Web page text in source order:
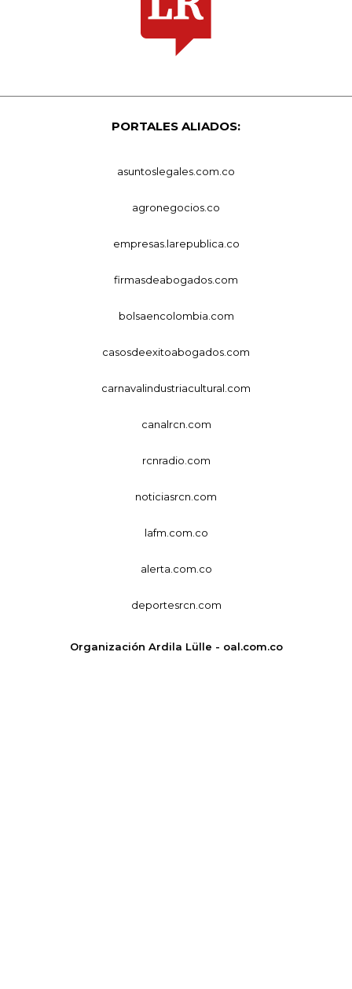
PORTALES ALIADOS:
asuntoslegales.com.co
agronegocios.co
empresas.larepublica.co
firmasdeabogados.com
bolsaencolombia.com
casosdeexitoabogados.com
carnavalindustriacultural.com
canalrcn.com
rcnradio.com
noticiasrcn.com
lafm.com.co
alerta.com.co
deportesrcn.com
Organización Ardila Lülle - oal.com.co